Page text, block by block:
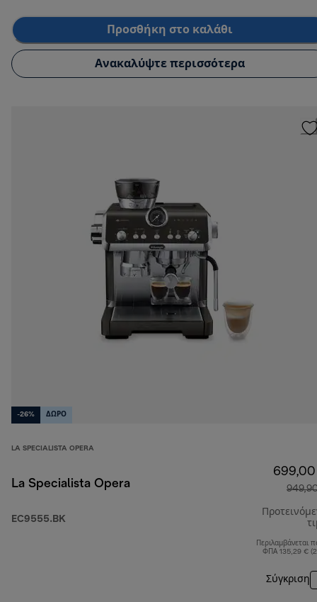
Προσθήκη στο καλάθι
Ανακαλύψτε περισσότερα
-26% ΔΩΡΟ
LA SPECIALISTA OPERA
La Specialista Opera
EC9555.BK
Περιλαμβάνεται
ΦΠΑ 135,29 €
Σύγκριση